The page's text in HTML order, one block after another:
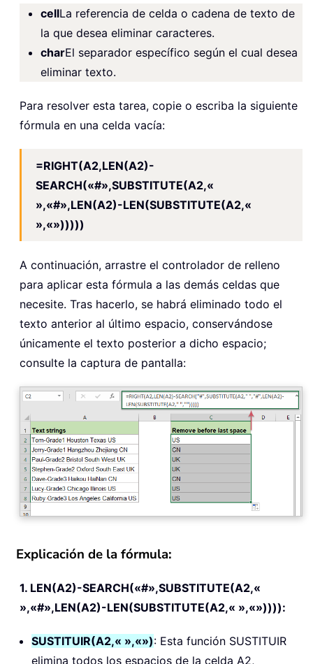
cellLa referencia de celda o cadena de texto de
la que desea eliminar caracteres.
charEl separador específico según el cual desea
eliminar texto.
Para resolver esta tarea, copie o escriba la siguiente
fórmula en una celda vacía:
=RIGHT(A2,LEN(A2)-
SEARCH(«#»,SUBSTITUTE(A2,«
»,«#»,LEN(A2)-LEN(SUBSTITUTE(A2,«
»,«»)))))
A continuación, arrastre el controlador de relleno
para aplicar esta fórmula a las demás celdas que
necesite. Tras hacerlo, se habrá eliminado todo el
texto anterior al último espacio, conservándose
únicamente el texto posterior a dicho espacio;
consulte la captura de pantalla:
Explicación de la fórmula:
1. LEN(A2)-SEARCH(«#»,SUBSTITUTE(A2,«
»,«#»,LEN(A2)-LEN(SUBSTITUTE(A2,« »,«»)))):
SUSTITUIR(A2,« »,«»): Esta función SUSTITUIR
elimina todos los espacios de la celda A2,